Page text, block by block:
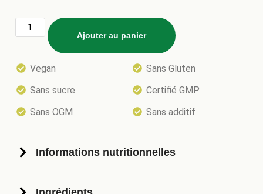
Ajouter au panier
Vegan
Sans sucre
Sans OGM
Sans Gluten
Certifié GMP
Sans additif
Informations nutritionnelles